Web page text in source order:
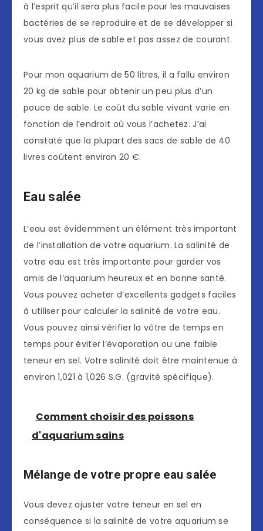
à l’esprit qu’il sera plus facile pour les mauvaises
bactéries de se reproduire et de se développer si
vous avez plus de sable et pas assez de courant.
Pour mon aquarium de 50 litres, il a fallu environ
20 kg de sable pour obtenir un peu plus d’un
pouce de sable. Le coût du sable vivant varie en
fonction de l’endroit où vous l’achetez. J’ai
constaté que la plupart des sacs de sable de 40
livres coûtent environ 20 €.
Eau salée
L’eau est évidemment un élément très important
de l’installation de votre aquarium. La salinité de
votre eau est très importante pour garder vos
amis de l’aquarium heureux et en bonne santé.
Vous pouvez acheter d’excellents gadgets faciles
à utiliser pour calculer la salinité de votre eau.
Vous pouvez ainsi vérifier la vôtre de temps en
temps pour éviter l’évaporation ou une faible
teneur en sel. Votre salinité doit être maintenue à
environ 1,021 à 1,026 S.G. (gravité spécifique).
Comment choisir des poissons
d'aquarium sains
Mélange de votre propre eau salée
Vous devez ajuster votre teneur en sel en
conséquence si la salinité de votre aquarium se